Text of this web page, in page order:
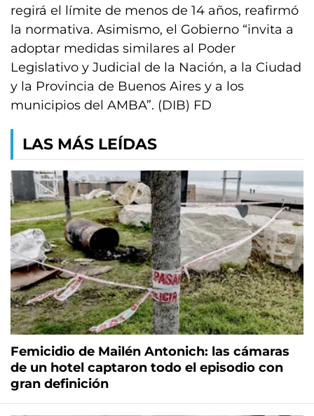
regirá el límite de menos de 14 años, reafirmó
la normativa. Asimismo, el Gobierno “invita a
adoptar medidas similares al Poder
Legislativo y Judicial de la Nación, a la Ciudad
y la Provincia de Buenos Aires y a los
municipios del AMBA”. (DIB) FD
LAS MÁS LEÍDAS
Femicidio de Mailén Antonich: las cámaras
de un hotel captaron todo el episodio con
gran definición